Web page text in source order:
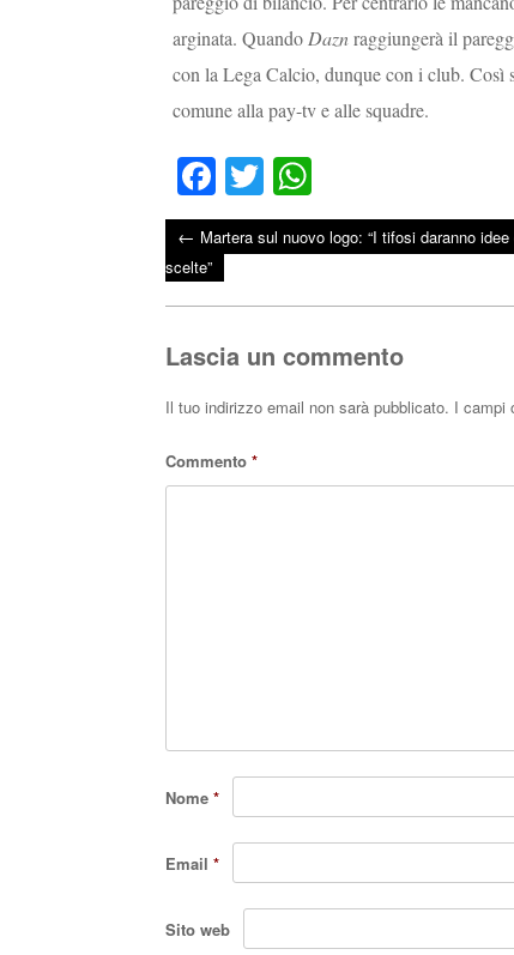
arginata. Quando Daznraggiungerà il
con la Lega Calcio, dunque con i club. Così
comune alla pay-tv e alle squadre.
Fa
ce
bo
ok
T
wi
tte
ha
ts
Post navigation
← Martera sul nuovo logo: “I tifosi daranno
scelte”
Lascia un commento
Il tuo indirizzo email non sarà pubblicato. I campi
Commento *
Nome *
Email *
Sito web